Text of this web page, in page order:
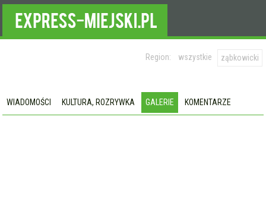
Region: wszystkie ząbkowicki
WIADOMOŚCI KULTURA, ROZRYWKA GALERIE KOMENTARZE